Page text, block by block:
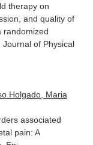
therapy on
and quality of
randomized
Journal of Physical
Holgado, Maria
associated
pain: A